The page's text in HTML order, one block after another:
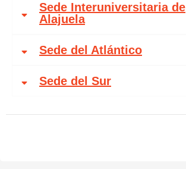
Sede Interuniversitaria de
Alajuela
Sede del Atlántico
Sede del Sur